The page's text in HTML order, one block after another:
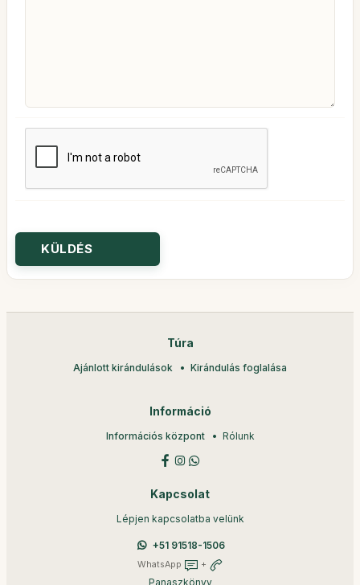
Túra
Ajánlott kirándulások Kirándulás foglalása
Információ
Információs központ Rólunk
Kapcsolat
Lépjen kapcsolatba velünk
+51 91518-1506
WhatsApp +
Panaszkönyv